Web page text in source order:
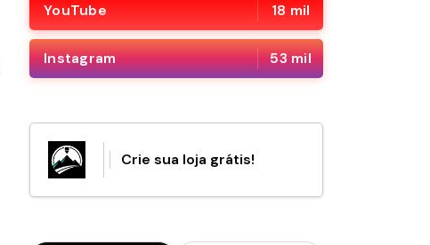
YouTube 18 mil
Instagram 53 mil
Crie sua loja grátis!